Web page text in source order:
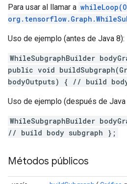
Para usar al llamar a
Uso de ejemplo (antes de Java 8):
WhileSubgraphBuilder
public void
bodyOutputs) { // build
Uso de ejemplo (después de Java
WhileSubgraphBuilder
// build body subgraph };
Métodos públicos